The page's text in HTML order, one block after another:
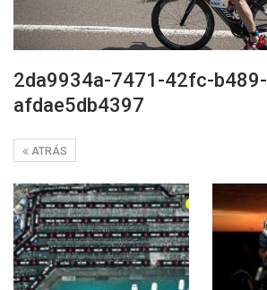
2da9934a-7471-42fc-b489-
afdae5db4397
ATRÁS